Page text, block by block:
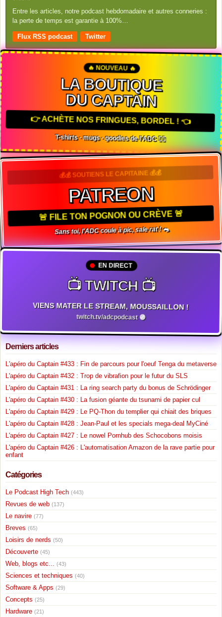
Entre les articles, notre podcast hebdomadaire et autres conneries :
la perte de temps est garantie à 100%…
Flux RSS podcast Twitter
🔥 NOUVEAU 🔥
LA BOUTIQUE
DU CAPTAIN
👉 ACHÈTE NOS FRINGUES, BORDEL ! 👈
T-shirts · mugs · goodies de l'ADC 🏴‍☠️
💰💰 SOUTIENS LE CAPITAINE 💰💰
PATREON
🚨 FILE TON POGNON OU CRÈVE 🚨
Sans toi, l'ADC coule à pic, sale rat ! 🐀
EN DIRECT
📺 TWITCH 📺
VIENS MATER LE STREAM, MOUSSAILLON !
twitch.tv/adcpodcast 🟣
Derniers articles
L'apéro du Captain #433 : Fin de parcours pour l'oeuf Tenga du metaverse
L'apéro du Captain #432 : Trop de vibrafion pour le futur du SLS
L'apéro du Captain #431 : La ring search party du bonus de Schrödinger
L'apéro du Captain #430 : La fusion géante du tsunami de papier cul
L'apéro du Captain #429 : Le PQ-Thon du templier qui chiait des briques
L'apéro du Captain #428 : Jean-Paul et les specials mega-deal MyCiné
L'apéro du Captain #427 : Le nowel Pornhub des Schocobons moisis
L'apéro du Captain #426 : L'automatisation Amazon de la rave partie pour
enfant
Catégories
Le Podcast High Tech (443)
Revues de web (137)
Le navire (77)
Breves (65)
Loisirs de nerds (50)
Découverte (45)
Web, blogs etc... (43)
Sciences et techniques (40)
Software & Apps (29)
Concepts (25)
Hardware (21)